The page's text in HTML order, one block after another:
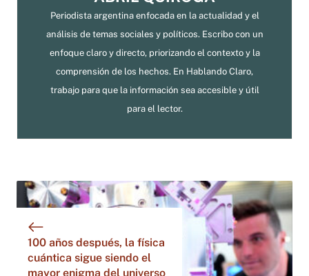
Periodista argentina enfocada en la actualidad y el
análisis de temas sociales y políticos. Escribo con un
enfoque claro y directo, priorizando el contexto y la
comprensión de los hechos. En Hablando Claro,
trabajo para que la información sea accesible y útil
para el lector.
100 años después, la física
cuántica sigue siendo el
mayor enigma del universo